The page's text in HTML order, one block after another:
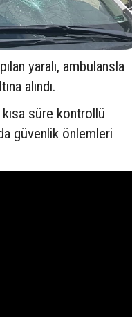
yaralı, ambulansla
alındı.
süre kontrollü
güvenlik önlemleri